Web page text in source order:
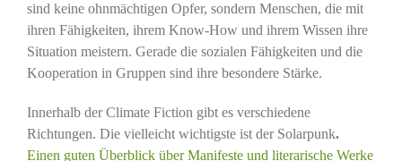
sind keine ohnmächtigen Opfer, sondern Menschen, die mit
ihren Fähigkeiten, ihrem Know-How und ihrem Wissen ihre
Situation meistern. Gerade die sozialen Fähigkeiten und die
Kooperation in Gruppen sind ihre besondere Stärke.
Innerhalb der Climate Fiction gibt es verschiedene
Richtungen. Die vielleicht wichtigste ist der Solarpunk.
Einen guten Überblick über Manifeste und literarische Werke